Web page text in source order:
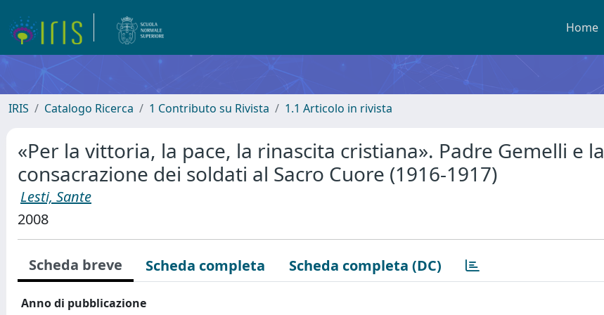
Home
IRIS Catalogo Ricerca 1 Contributo su Rivista 1.1 Articolo in rivista
«Per la vittoria, la pace, la rinascita cristiana». Padre Gemelli e la
consacrazione dei soldati al Sacro Cuore (1916-1917)
Lesti, Sante
2008
Scheda breve Scheda completa Scheda completa (DC)
Anno di pubblicazione